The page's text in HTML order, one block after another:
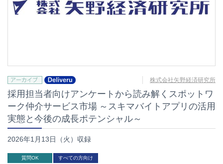
株式会社矢野経済研究所
採用担当者向けアンケートから読み解くスポットワ
ーク仲介サービス市場 ～スキマバイトアプリの活用
実態と今後の成長ポテンシャル～
2026年1月13日（火）収録
質問OK すべての方向け